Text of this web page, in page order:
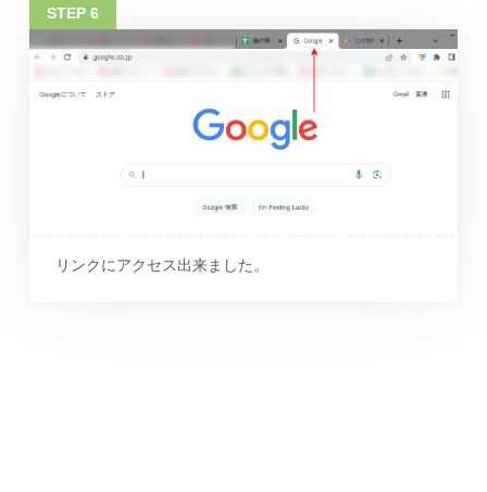
リンクにアクセス出来ました。